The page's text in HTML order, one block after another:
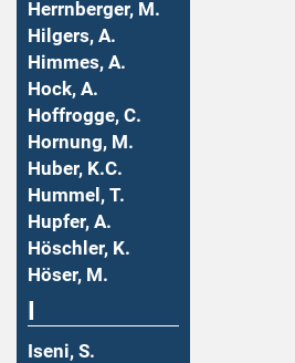
Herrnberger, M.
Hilgers, A.
Himmes, A.
Hock, A.
Hoffrogge, C.
Hornung, M.
Huber, K.C.
Hummel, T.
Hupfer, A.
Höschler, K.
Höser, M.
Iseni, S.